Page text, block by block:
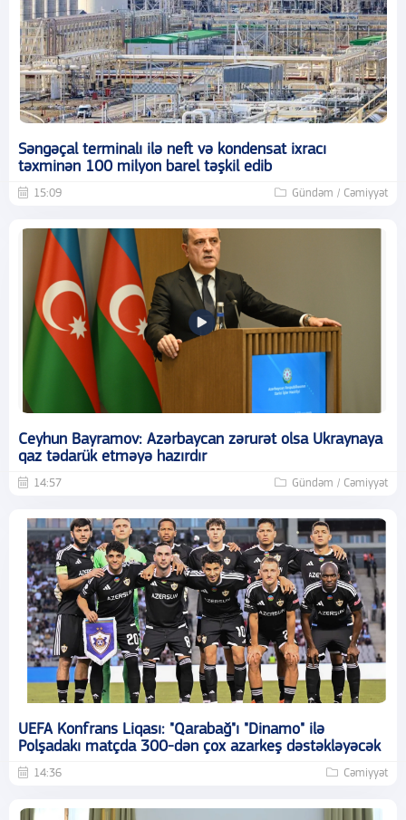
Səngəçal terminalı ilə neft və kondensat ixracı
təxminən 100 milyon barel təşkil edib
15:09 Gündəm / Cəmiyyət
Ceyhun Bayramov: Azərbaycan zərurət olsa Ukraynaya
qaz tədarük etməyə hazırdır
14:57 Gündəm / Cəmiyyət
UEFA Konfrans Liqası: "Qarabağ"ı "Dinamo" ilə
Polşadakı matçda 300-dən çox azarkeş dəstəkləyəcək
14:36 Cəmiyyət